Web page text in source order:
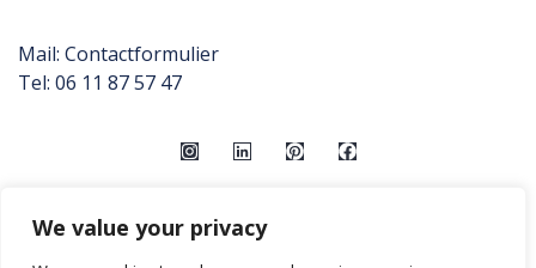
We value your privacy
Mail: Contactformulier
Tel: 06 11 87 57 47